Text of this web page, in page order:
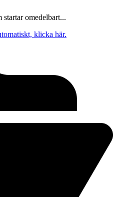
omedelbart...
klicka här.